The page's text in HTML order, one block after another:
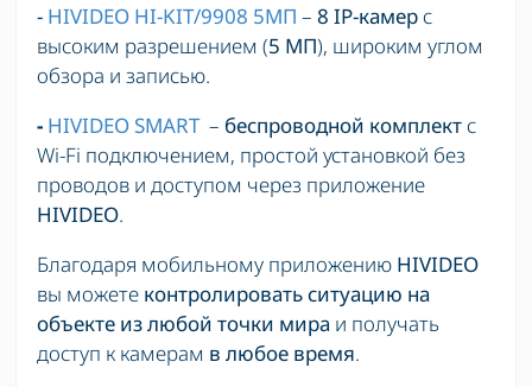
- HIVIDEO HI-KIT/9908 5МП – 8 IP-камерс
высоким разрешением (5 МП), широким углом
обзора и записью.
- HIVIDEO SMART– беспроводной комплектс
Wi-Fi подключением, простой установкой без
проводов и доступом через приложение
HIVIDEO.
Благодаря мобильному приложению HIVIDEO
вы можете контролировать ситуацию на
объекте из любой точки мира и получать
доступ к камерам в любое время.